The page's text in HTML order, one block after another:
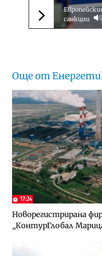
Следваща
санкции
Още от
17:24
Новорегистрирана
„КонтурГлобал